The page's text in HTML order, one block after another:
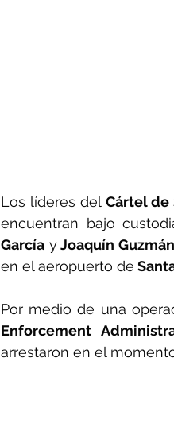
Los líderes del Cártel de
encuentran bajo
García y Joaquín
en el aeropuerto de
Por medio de una
Enforcement
arrestaron en el